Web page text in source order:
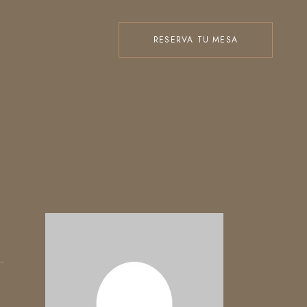
RESERVA TU MESA